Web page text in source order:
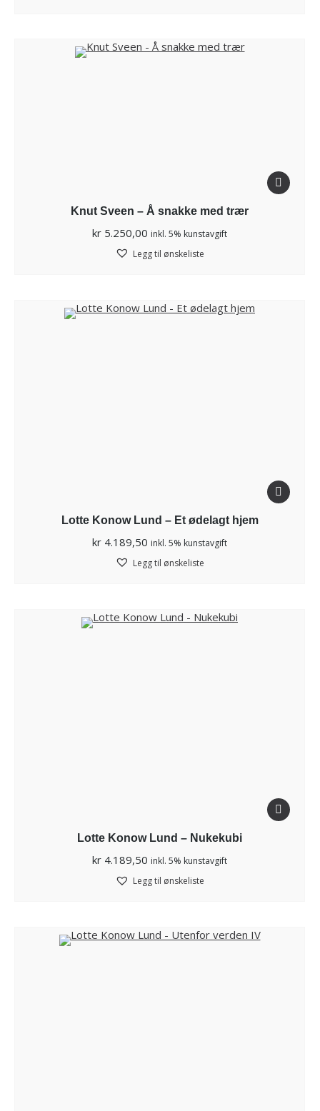
Knut Sveen – Å snakke med trær
kr 5.250,00 inkl. 5% kunstavgift
Legg til ønskeliste
Lotte Konow Lund – Et ødelagt hjem
kr 4.189,50 inkl. 5% kunstavgift
Legg til ønskeliste
Lotte Konow Lund – Nukekubi
kr 4.189,50 inkl. 5% kunstavgift
Legg til ønskeliste